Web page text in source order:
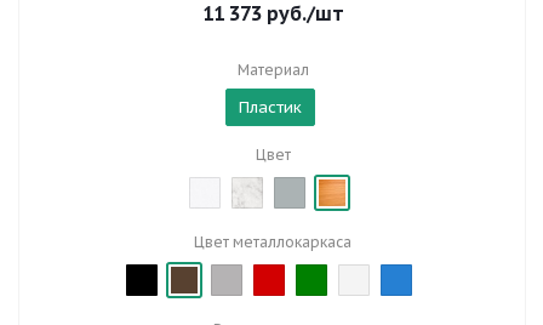
11 373руб./шт
Материал
Пластик
Цвет
Цвет металлокаркаса